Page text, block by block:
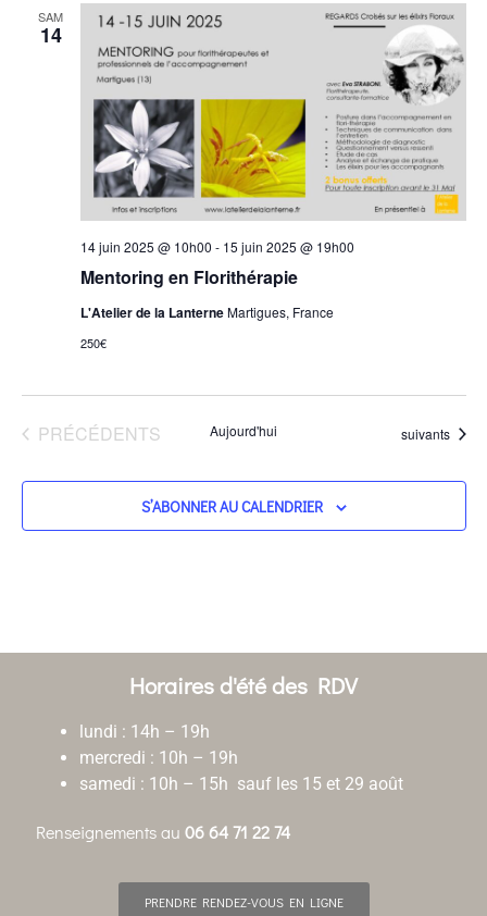
SAM
14
Mentoring en Florithérapie
14 juin 2025 @ 10h00 - 15 juin 2025 @ 19h00
L'Atelier de la LanterneMartigues, France
250€
ÉVÈNEMENTS
PRÉCÉDENTS Aujourd'hui Évènements
suivants
S’ABONNER AU CALENDRIER
Horaires d'été des RDV
lundi : 14h – 19h
mercredi : 10h – 19h
samedi : 10h – 15h sauf les 15 et 29 août
Renseignements au06 64 71 22 74
PRENDRE RENDEZ-VOUS EN LIGNE